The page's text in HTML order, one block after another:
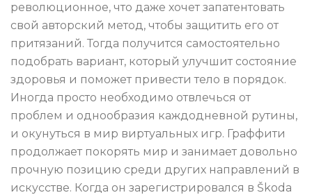
революционное, что даже хочет запатентовать
свой авторский метод, чтобы защитить его от
притязаний. Тогда получится самостоятельно
подобрать вариант, который улучшит состояние
здоровья и поможет привести тело в порядок.
Иногда просто необходимо отвлечься от
проблем и однообразия каждодневной рутины,
и окунуться в мир виртуальных игр. Граффити
продолжает покорять мир и занимает довольно
прочную позицию среди других направлений в
искусстве. Когда он зарегистрировался в Škoda